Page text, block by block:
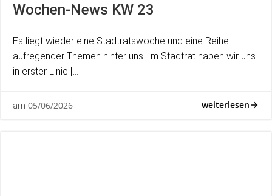
Wochen-News KW 23
Es liegt wieder eine Stadtratswoche und eine Reihe
aufregender Themen hinter uns. Im Stadtrat haben wir uns
in erster Linie […]
am 05/06/2026 weiterlesen